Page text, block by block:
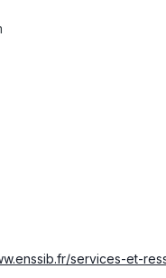
services-et-